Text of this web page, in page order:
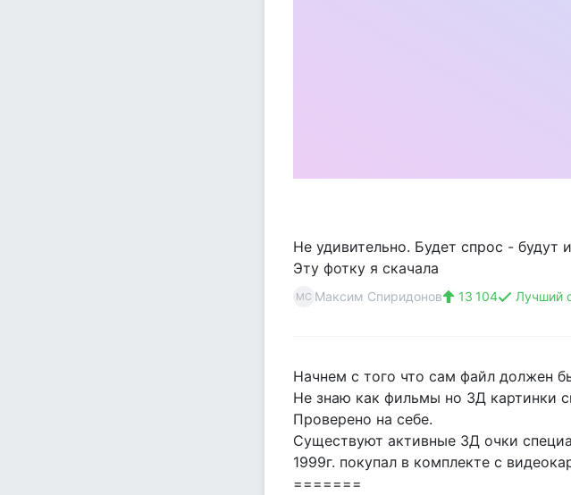
Не удивительно. Будет спрос - будут
Эту фотку я скачала
МС Максим Спиридонов 13 104 Лучший
Начнем с того что сам файл должен
Не знаю как фильмы но 3Д картинки
Проверено на себе.
Существуют активные 3Д очки
1999г. покупал в комплекте с
=======